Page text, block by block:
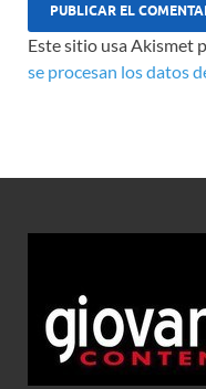
Este sitio usa Akismet
se procesan los datos